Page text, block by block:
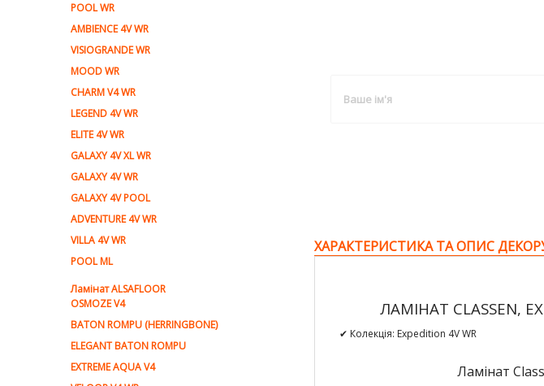
POOL WR
AMBIENCE 4V WR
VISIOGRANDE WR
MOOD WR
CHARM V4 WR
LEGEND 4V WR
ELITE 4V WR
GALAXY 4V XL WR
GALAXY 4V WR
GALAXY 4V POOL
ADVENTURE 4V WR
VILLA 4V WR
POOL ML
Ламiнат ALSAFLOOR
OSMOZE V4
BATON ROMPU (HERRINGBONE)
ELEGANT BATON ROMPU
EXTREME AQUA V4
ХАРАКТЕРИСТИКА ТА ОПИС
ЛАМІНАТ CLASSEN,
✔ Колекція: Expedition 4V WR
Ламінат